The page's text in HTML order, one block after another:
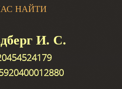
НАЙТИ
И. С.